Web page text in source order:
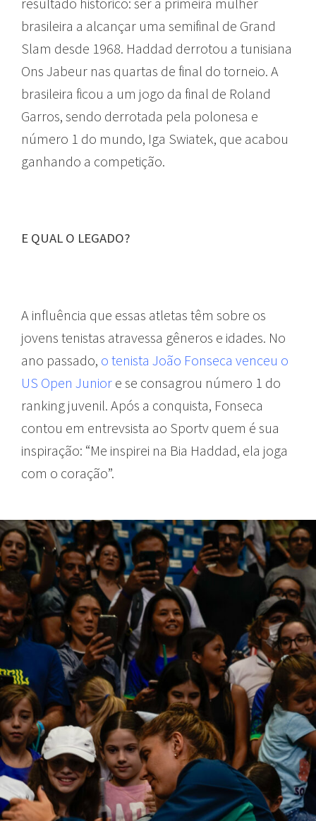
brasileira a alcançar uma semifinal de Grand
Slam desde 1968. Haddad derrotou a tunisiana
Ons Jabeur nas quartas de final do torneio. A
brasileira ficou a um jogo da final de Roland
Garros, sendo derrotada pela polonesa e
número 1 do mundo, Iga Swiatek, que acabou
ganhando a competição.
E QUAL O LEGADO?
A influência que essas atletas têm sobre os
jovens tenistas atravessa gêneros e idades. No
ano passado, o tenista João Fonseca venceu o
US Open Junior e se consagrou número 1 do
ranking juvenil. Após a conquista, Fonseca
contou em entrevsista ao Sportv quem é sua
inspiração: “Me inspirei na Bia Haddad, ela joga
com o coração”.